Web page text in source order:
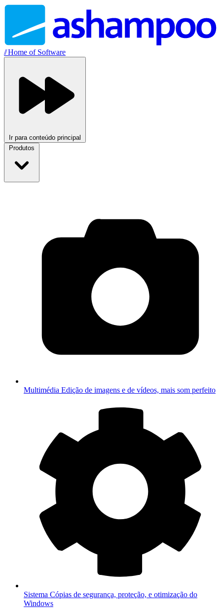
//Home of Software
Ir para conteúdo principal
Produtos
Multimédia Edição de imagens e de vídeos, mais som perfeito
Sistema Cópias de segurança, proteção, e otimização do
Windows